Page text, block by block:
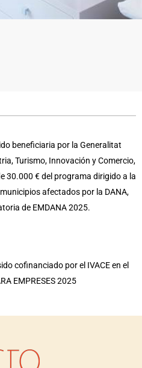
beneficiaria por la Generalitat
Turismo, Innovación y Comercio,
30.000 € del programa dirigido a la
afectados por la DANA,
de EMDANA 2025.
cofinanciado por el IVACE en el
EMPRESES 2025